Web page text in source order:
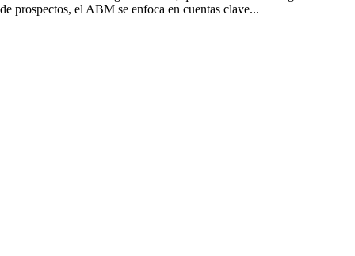
de prospectos, el ABM se enfoca en cuentas clave...